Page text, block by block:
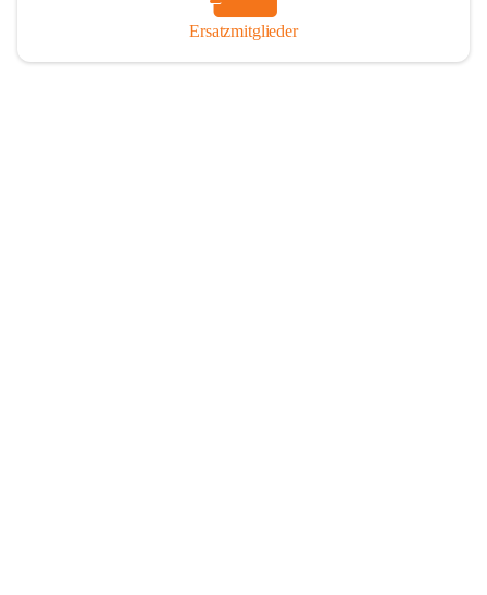
Ersatzmitglieder